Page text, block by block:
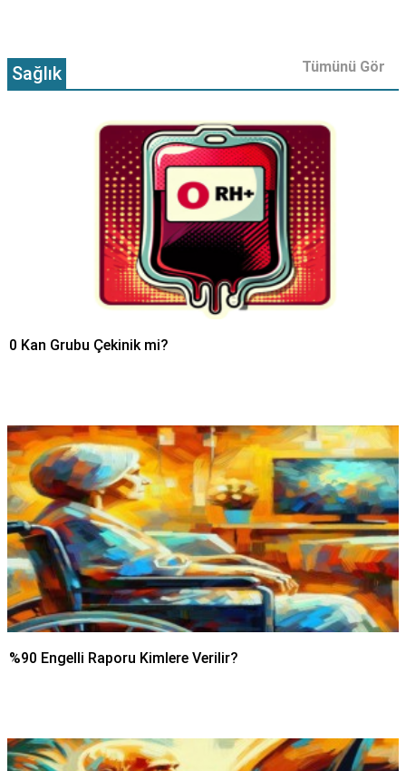
Sağlık Tümünü Gör
0 Kan Grubu Çekinik mi?
%90 Engelli Raporu Kimlere Verilir?